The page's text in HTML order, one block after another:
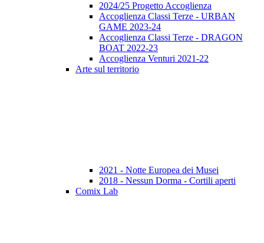
2024/25 Progetto Accoglienza
Accoglienza Classi Terze - URBAN
GAME 2023-24
Accoglienza Classi Terze - DRAGON
BOAT 2022-23
Accoglienza Venturi 2021-22
Arte sul territorio
2021 - Notte Europea dei Musei
2018 - Nessun Dorma - Cortili aperti
Comix Lab